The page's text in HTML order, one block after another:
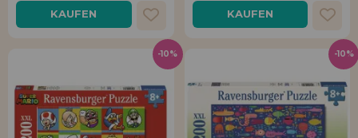
KAUFEN KAUFEN
-10% -10%